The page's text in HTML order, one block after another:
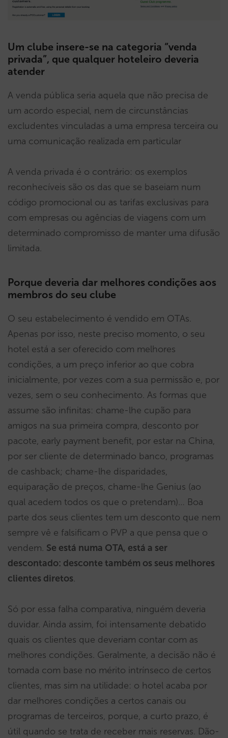
Um clube insere-se na categoria “venda
privada”, que qualquer hoteleiro deveria
atender
A venda pública seria aquela que não precisa de
um acordo especial, nem de circunstâncias
excludentes vinculadas a uma empresa terceira ou
uma comunicação realizada em particular
A venda privada é o contrário: os exemplos
reconhecíveis são os das que se baseiam num
código promocional ou as tarifas exclusivas para
com empresas ou agências de viagens com um
determinado compromisso de manter uma difusão
limitada.
Porque deveria dar melhores condições aos
membros do seu clube
O seu estabelecimento é vendido em OTAs.
Apenas por isso, neste preciso momento, o seu
hotel está a ser oferecido com melhores
condições, a um preço inferior ao que cobra
inicialmente, por vezes com a sua permissão e, por
vezes, sem o seu conhecimento. As formas que
assume são infinitas: chame-lhe cupão para
amigos na sua primeira compra, desconto por
pacote, early payment benefit, por estar na China,
por ser cliente de determinado banco, programas
de cashback; chame-lhe disparidades,
equiparação de preços, chame-lhe Genius (ao
qual acedem todos os que o pretendam)… Boa
parte dos seus clientes tem um desconto que nem
sempre vê e falsificam o PVP a que pensa que o
vendem. Se está numa OTA, está a ser
descontado: desconte também os seus melhores
clientes diretos.
Só por essa falha comparativa, ninguém deveria
duvidar. Ainda assim, foi intensamente debatido
quais os clientes que deveriam contar com as
melhores condições. Geralmente, a decisão não é
tomada com base no mérito intrínseco de certos
clientes, mas sim na utilidade: o hotel acaba por
dar melhores condições a certos canais ou
programas de terceiros, porque, a curto prazo, é
útil quando se trata de receber mais reservas. Dão-